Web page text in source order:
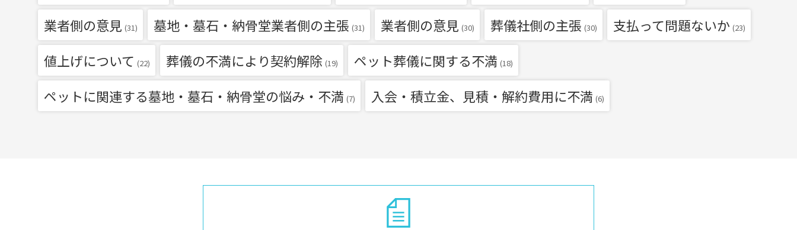
業者側の意見 (31) 墓地・墓石・納骨堂業者側の主張 (31) 業者側の意見 (30) 葬儀社側の主張 (30) 支払って問題ないか (23)
値上げについて (22) 葬儀の不満により契約解除 (19) ペット葬儀に関する不満 (18)
ペットに関連する墓地・墓石・納骨堂の悩み・不満 (7) 入会・積立金、見積・解約費用に不満 (6)